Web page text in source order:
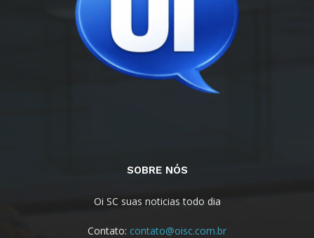
SOBRE NÓS
Oi SC suas noticias todo dia
Contato: contato@oisc.com.br